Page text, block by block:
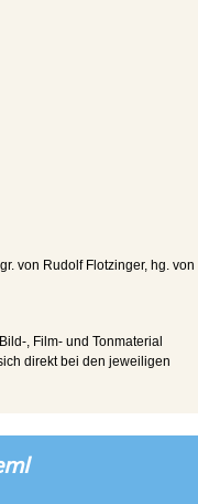
von Rudolf Flotzinger, hg. von
, Film- und Tonmaterial
direkt bei den jeweiligen